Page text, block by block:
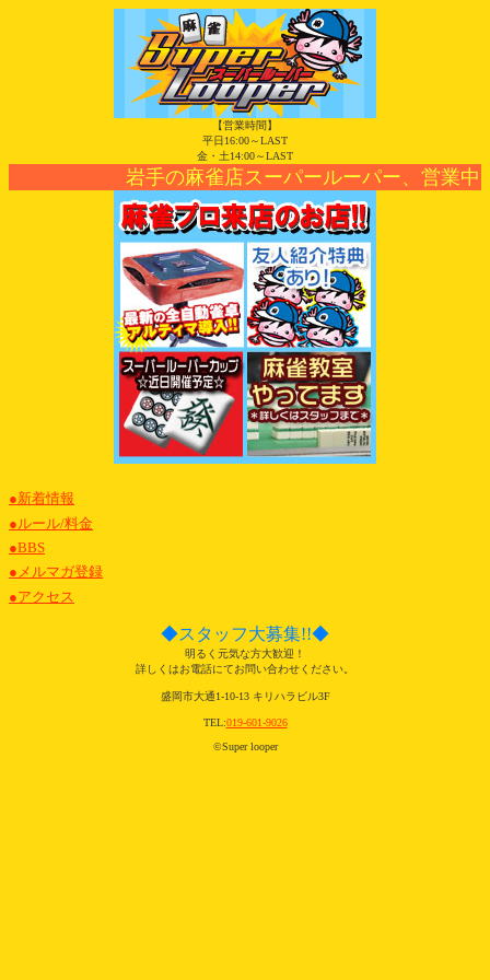
【営業時間】
平日16:00～LAST
金・土14:00～LAST
岩手の麻雀店スーパールーパー、営業中
●新着情報
●ルール/料金
●BBS
●メルマガ登録
●アクセス
◆スタッフ大募集!!◆
明るく元気な方大歓迎！
詳しくはお電話にてお問い合わせください。
盛岡市大通1-10-13 キリハラビル3F
TEL:019-601-9026
©Super looper